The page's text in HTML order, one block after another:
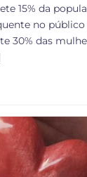
15% da
no
30% das